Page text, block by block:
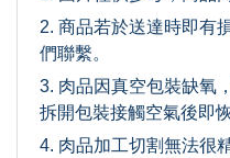
2. 商品若於送達時即有
們聯繫。
3. 肉品因真空包裝缺氧
拆開包裝接觸空氣後即
4. 肉品加工切割無法很